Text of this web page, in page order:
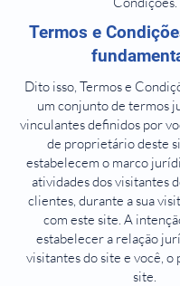
Termos e
Dito isso, Termos e
um conjunto de termos
vinculantes definidos por
de proprietário deste
estabelecem o marco
atividades dos visitantes
clientes, durante a sua
com este site. A
estabelecer a relação
visitantes do site e você,
site.